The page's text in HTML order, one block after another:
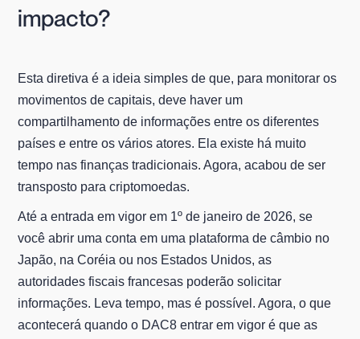
impacto?
Esta diretiva é a ideia simples de que, para monitorar os
movimentos de capitais, deve haver um
compartilhamento de informações entre os diferentes
países e entre os vários atores. Ela existe há muito
tempo nas finanças tradicionais. Agora, acabou de ser
transposto para criptomoedas.
Até a entrada em vigor em 1º de janeiro de 2026, se
você abrir uma conta em uma plataforma de câmbio no
Japão, na Coréia ou nos Estados Unidos, as
autoridades fiscais francesas poderão solicitar
informações. Leva tempo, mas é possível. Agora, o que
acontecerá quando o DAC8 entrar em vigor é que as